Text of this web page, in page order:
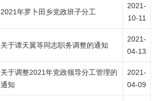
2021年罗卜田乡党政班子分工
2021-
10-11
关于谭天翼等同志职务调整的通知
2021-
04-13
关于调整2021年党政领导分工管理的
通知
2021-
04-09